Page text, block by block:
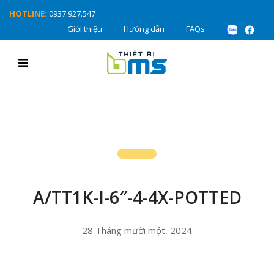
HOTLINE: 0937.927.547
Giới thiệu
Hướng dẫn FAQs
A/TT1K-I-6″-4-4X-POTTED
28 Tháng mười một, 2024